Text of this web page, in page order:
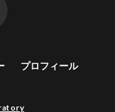
プロフィール